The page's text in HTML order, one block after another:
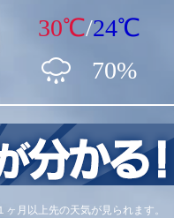
30℃/24℃
70%
月以上先の天気が見られます。